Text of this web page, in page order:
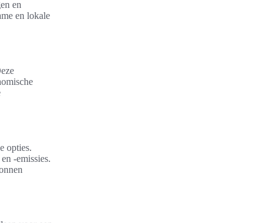
en
en lokale
opties.
-emissies.